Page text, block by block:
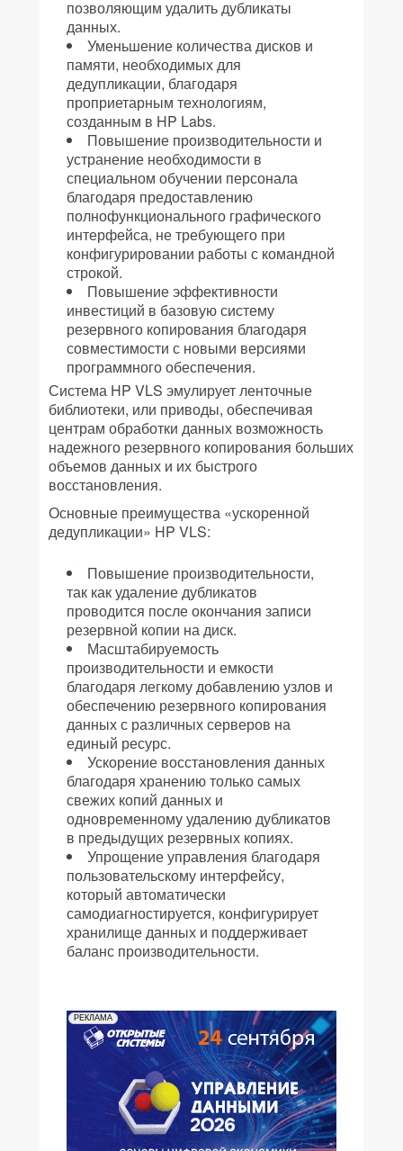
позволяющим удалить дубликаты
данных.
Уменьшение количества дисков и
памяти, необходимых для
дедупликации, благодаря
проприетарным технологиям,
созданным в HP Labs.
Повышение производительности и
устранение необходимости в
специальном обучении персонала
благодаря предоставлению
полнофункционального графического
интерфейса, не требующего при
конфигурировании работы с командной
строкой.
Повышение эффективности
инвестиций в базовую систему
резервного копирования благодаря
совместимости с новыми версиями
программного обеспечения.
Система HP VLS эмулирует ленточные
библиотеки, или приводы, обеспечивая
центрам обработки данных возможность
надежного резервного копирования больших
объемов данных и их быстрого
восстановления.
Основные преимущества «ускоренной
дедупликации» HP VLS:
Повышение производительности,
так как удаление дубликатов
проводится после окончания записи
резервной копии на диск.
Масштабируемость
производительности и емкости
благодаря легкому добавлению узлов и
обеспечению резервного копирования
данных с различных серверов на
единый ресурс.
Ускорение восстановления данных
благодаря хранению только самых
свежих копий данных и
одновременному удалению дубликатов
в предыдущих резервных копиях.
Упрощение управления благодаря
пользовательскому интерфейсу,
который автоматически
самодиагностируется, конфигурирует
хранилище данных и поддерживает
баланс производительности.
РЕКЛАМА